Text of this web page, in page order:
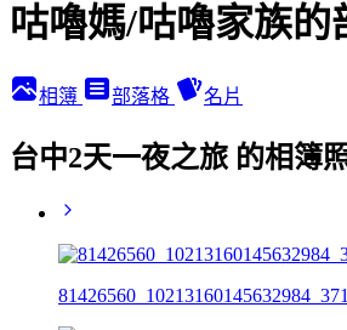
咕嚕媽/咕嚕家族的
相簿 部落格 名片
台中2天一夜之旅 的相簿